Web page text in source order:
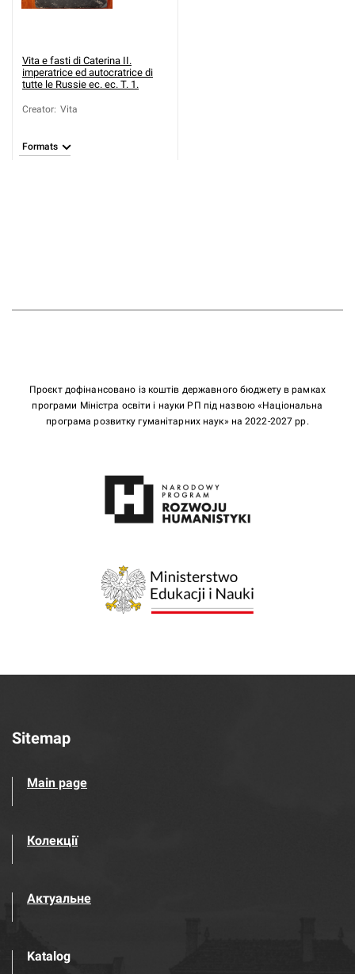
Vita e fasti di Caterina II.
imperatrice ed autocratrice di
tutte le Russie ec. ec. T. 1.
Creator: Vita
Formats
Проєкт дофінансовано із коштів державного бюджету в рамках
програми Міністра освіти і науки РП під назвою «Національна
програма розвитку гуманітарних наук» на 2022-2027 рр.
Sitemap
Main page
Колекції
Актуальне
Katalog